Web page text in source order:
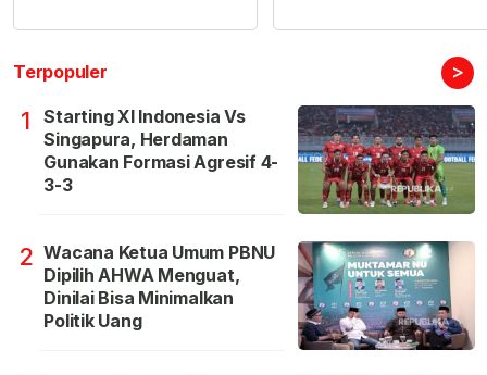
Terpopuler >
1
Starting XI Indonesia Vs
Singapura, Herdaman
Gunakan Formasi Agresif 4-
3-3
2 Wacana Ketua Umum PBNU
Dipilih AHWA Menguat,
Dinilai Bisa Minimalkan
Politik Uang